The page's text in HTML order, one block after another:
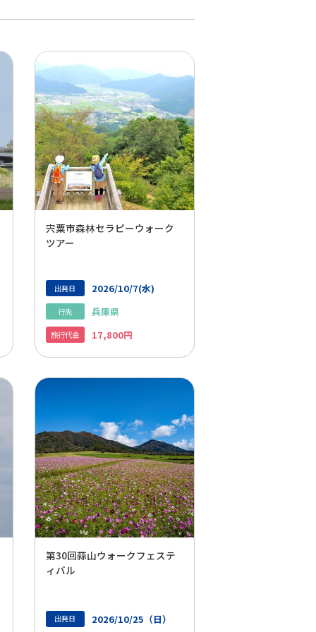
宍粟市森林セラピーウォーク
ツアー
出発日 2026/10/7(水)
行先 兵庫県
旅行代金 17,800円
第30回蒜山ウォークフェステ
ィバル
出発日 2026/10/25（日）